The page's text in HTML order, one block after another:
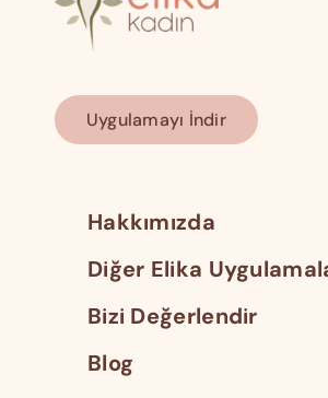
Uygulamayı İndir
Hakkımızda
Diğer Elika
Bizi Değerlendir
Blog